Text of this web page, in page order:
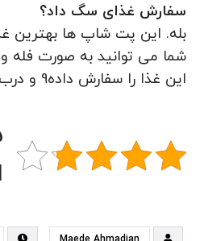
سفارش غذای سگ داد؟
بله. این پت شاپ ها بهترین
شما می توانید به صورت فله
این غذا را سفارش داده9 و درب منزل دریافت کنید.